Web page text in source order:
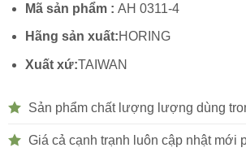
Mã sản phẩm : AH 0311-4
Hãng sản xuất:HORING
Xuất xứ:TAIWAN
Sản phẩm chất lượng lượng dùng
Giá cả cạnh trạnh luôn cập nhật mới